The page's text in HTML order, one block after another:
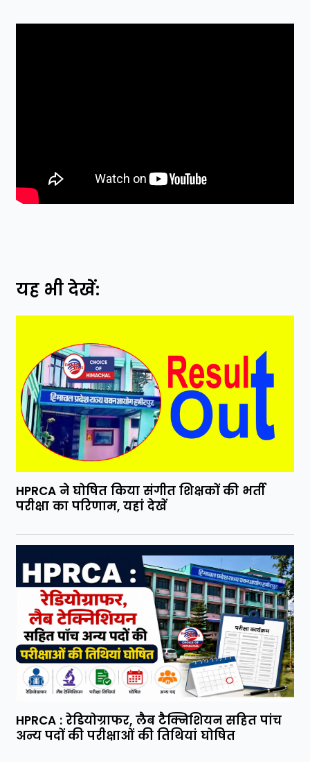
यह भी देखें:
HPRCA ने घोषित किया संगीत शिक्षकों की भर्ती
परीक्षा का परिणाम, यहां देखें
HPRCA : रेडियोग्राफर, लैब टैक्निशियन सहित पांच
अन्य पदों की परीक्षाओं की तिथियां घोषित